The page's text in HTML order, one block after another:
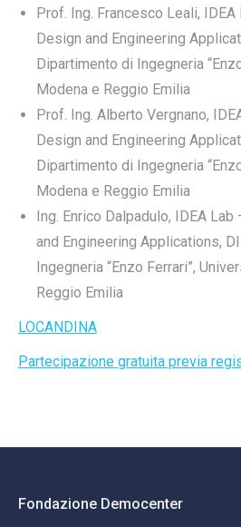
Prof. Ing. Francesco Leali,
Design and Engineering
Dipartimento di Ingegneria
Modena e Reggio Emilia
Prof. Ing. Alberto Vergnano,
Design and Engineering
Dipartimento di Ingegneria
Modena e Reggio Emilia
Ing. Enrico Dalpadulo, IDEA
and Engineering Applications,
Ingegneria “Enzo Ferrari”,
Reggio Emilia
LOCANDINA
Partecipazione gratuita previa
Fondazione Democenter